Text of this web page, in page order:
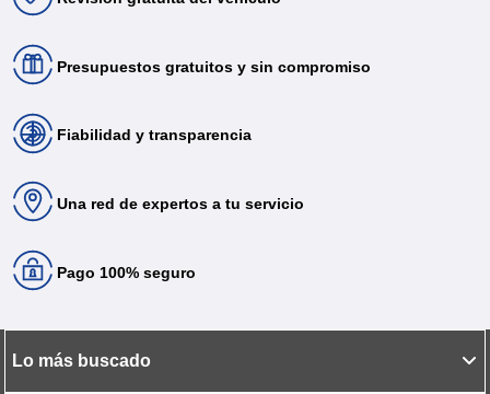
Presupuestos gratuitos y sin compromiso
Fiabilidad y transparencia
Una red de expertos a tu servicio
Pago 100% seguro
Lo más buscado